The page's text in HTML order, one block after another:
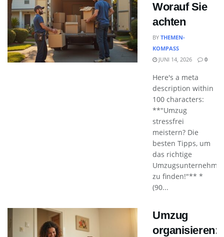
Worauf Sie
achten
BY THEMEN-
KOMPASS
JUNI 14, 2026
0
Here's a meta
description within
100 characters:
**"Umzug
stressfrei
meistern? Die
besten Tipps, um
das richtige
zu finden!"** *
(90...
Umzug
organisieren: